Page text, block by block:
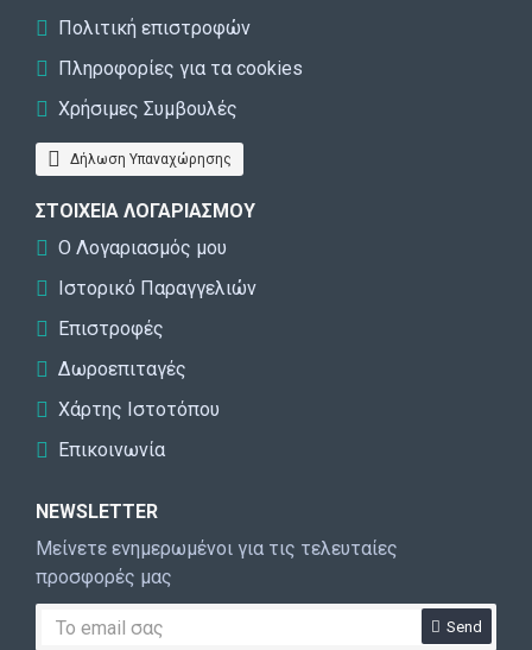
Πολιτική επιστροφών
Πληροφορίες για τα cookies
Χρήσιμες Συμβουλές
Δήλωση Υπαναχώρησης
ΣΤΟΙΧΕΊΑ ΛΟΓΑΡΙΑΣΜΟΎ
Ο Λογαριασμός μου
Ιστορικό Παραγγελιών
Επιστροφές
Δωροεπιταγές
Χάρτης Ιστοτόπου
Επικοινωνία
NEWSLETTER
Μείνετε ενημερωμένοι για τις τελευταίες
προσφορές μας
Send